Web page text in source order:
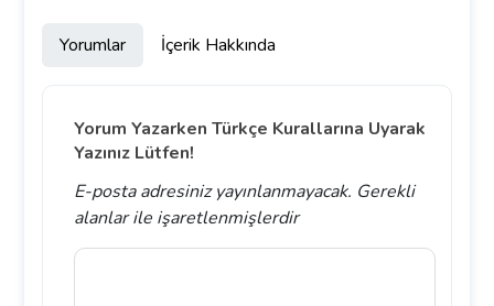
Yorumlar İçerik Hakkında
Yorum Yazarken Türkçe Kurallarına Uyarak
Yazınız Lütfen!
E-posta adresiniz yayınlanmayacak. Gerekli
alanlarile işaretlenmişlerdir